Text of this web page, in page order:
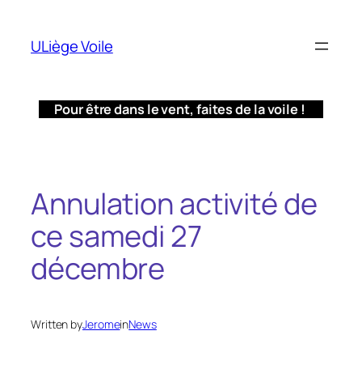
contenu
ULiège Voile
Pour être dans le vent, faites de la voile !
Annulation activité de
ce samedi 27
décembre
Written byJeromeinNews